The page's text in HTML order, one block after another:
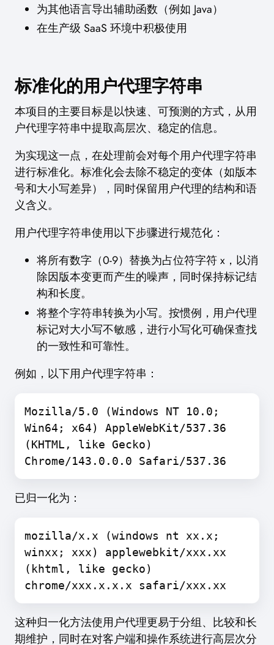
为其他语言导出辅助函数（例如 Java）
在生产级 SaaS 环境中积极使用
标准化的用户代理字符串
本项目的主要目标是以快速、可预测的方式，从用
户代理字符串中提取高层次、稳定的信息。
为实现这一点，在处理前会对每个用户代理字符串
进行标准化。标准化会去除不稳定的变体（如版本
号和大小写差异），同时保留用户代理的结构和语
义含义。
用户代理字符串使用以下步骤进行规范化：
将所有数字（0-9）替换为占位符字符 x，以消
除因版本变更而产生的噪声，同时保持标记结
构和长度。
将整个字符串转换为小写。按惯例，用户代理
标记对大小写不敏感，进行小写化可确保查找
的一致性和可靠性。
例如，以下用户代理字符串：
Mozilla/5.0 (Windows NT 10.0;
Win64; x64) AppleWebKit/537.36
(KHTML, like Gecko)
Chrome/143.0.0.0 Safari/537.36
已归一化为：
mozilla/x.x (windows nt xx.x;
winxx; xxx) applewebkit/xxx.xx
(khtml, like gecko)
chrome/xxx.x.x.x safari/xxx.xx
这种归一化方法使用户代理更易于分组、比较和长
期维护，同时在对客户端和操作系统进行高层次分